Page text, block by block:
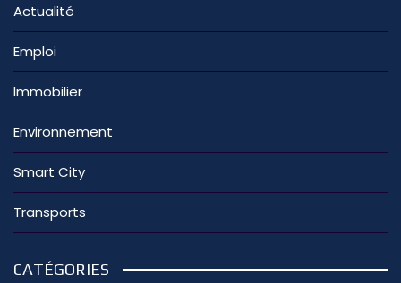
Actualité
Emploi
Immobilier
Environnement
Smart City
Transports
CATÉGORIES